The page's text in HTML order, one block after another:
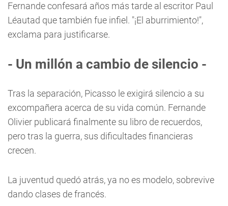
Fernande confesará años más tarde al escritor Paul
Léautad que también fue infiel. "¡El aburrimiento!",
exclama para justificarse.
- Un millón a cambio de silencio -
Tras la separación, Picasso le exigirá silencio a su
excompañera acerca de su vida común. Fernande
Olivier publicará finalmente su libro de recuerdos,
pero tras la guerra, sus dificultades financieras
crecen.
La juventud quedó atrás, ya no es modelo, sobrevive
dando clases de francés.